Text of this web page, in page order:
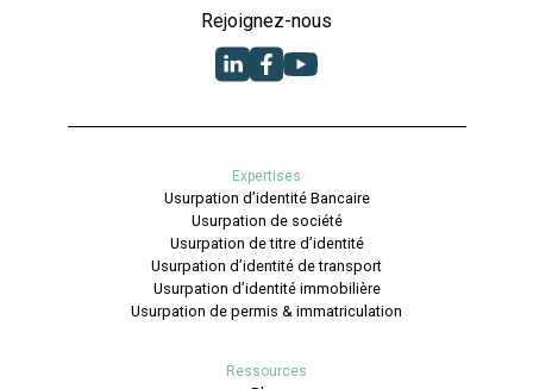
Rejoignez-nous
Expertises
Usurpation d’identité Bancaire
Usurpation de société
Usurpation de titre d’identité
Usurpation d’identité de transport
Usurpation d’identité immobilière
Usurpation de permis & immatriculation
Ressources